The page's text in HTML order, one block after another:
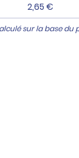
2,65 €
sur la base du